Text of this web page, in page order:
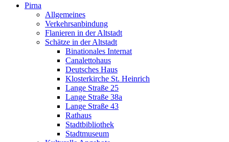
Pirna
Allgemeines
Verkehrsanbindung
Flanieren in der Altstadt
Schätze in der Altstadt
Binationales Internat
Canalettohaus
Deutsches Haus
Klosterkirche St. Heinrich
Lange Straße 25
Lange Straße 38a
Lange Straße 43
Rathaus
Stadtbibliothek
Stadtmuseum